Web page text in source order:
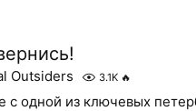
Outsiders 3.1K 🔥
с одной из ключевых